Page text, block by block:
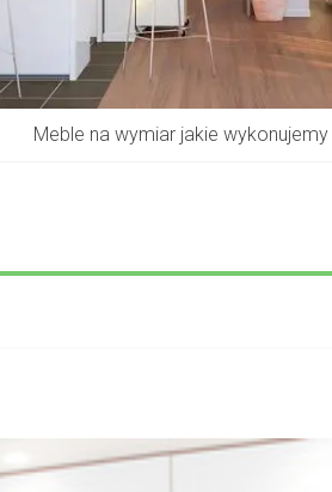
Meble na wymiar jakie wykonujemy